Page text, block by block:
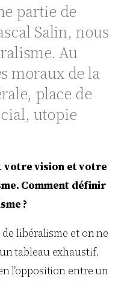
partie de
Salin, nous
Au
moraux de la
place de
utopie
votre vision et votre
Comment définir
?
libéralisme et on ne
tableau exhaustif.
l’opposition entre un